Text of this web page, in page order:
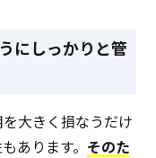
にしっかりと管
大きく損なうだけ
あります。 そのた